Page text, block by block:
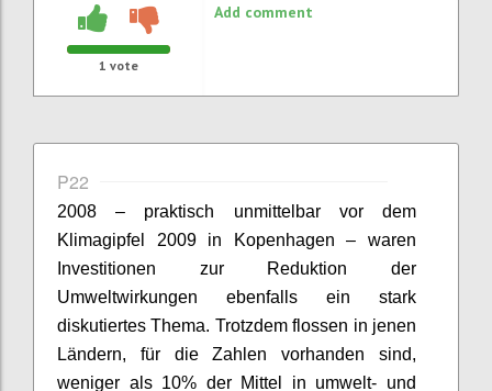
1 vote
Add comment
P22
2008 – praktisch unmittelbar vor dem
Klimagipfel 2009 in Kopenhagen – waren
Investitionen zur Reduktion der
Umweltwirkungen ebenfalls ein stark
diskutiertes Thema. Trotzdem flossen in jenen
Ländern, für die Zahlen vorhanden sind,
weniger als 10% der Mittel in umwelt- und